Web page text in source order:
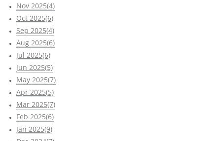
Nov 2025(4)
Oct 2025(6)
Sep 2025(4)
Aug 2025(6)
Jul 2025(6)
Jun 2025(5)
May 2025(7)
Apr 2025(5)
Mar 2025(7)
Feb 2025(6)
Jan 2025(9)